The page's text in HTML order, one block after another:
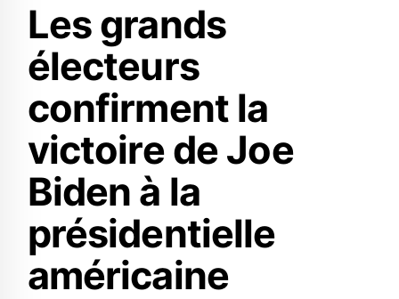
Les grands
électeurs
confirment la
victoire de Joe
Biden à la
présidentielle
américaine